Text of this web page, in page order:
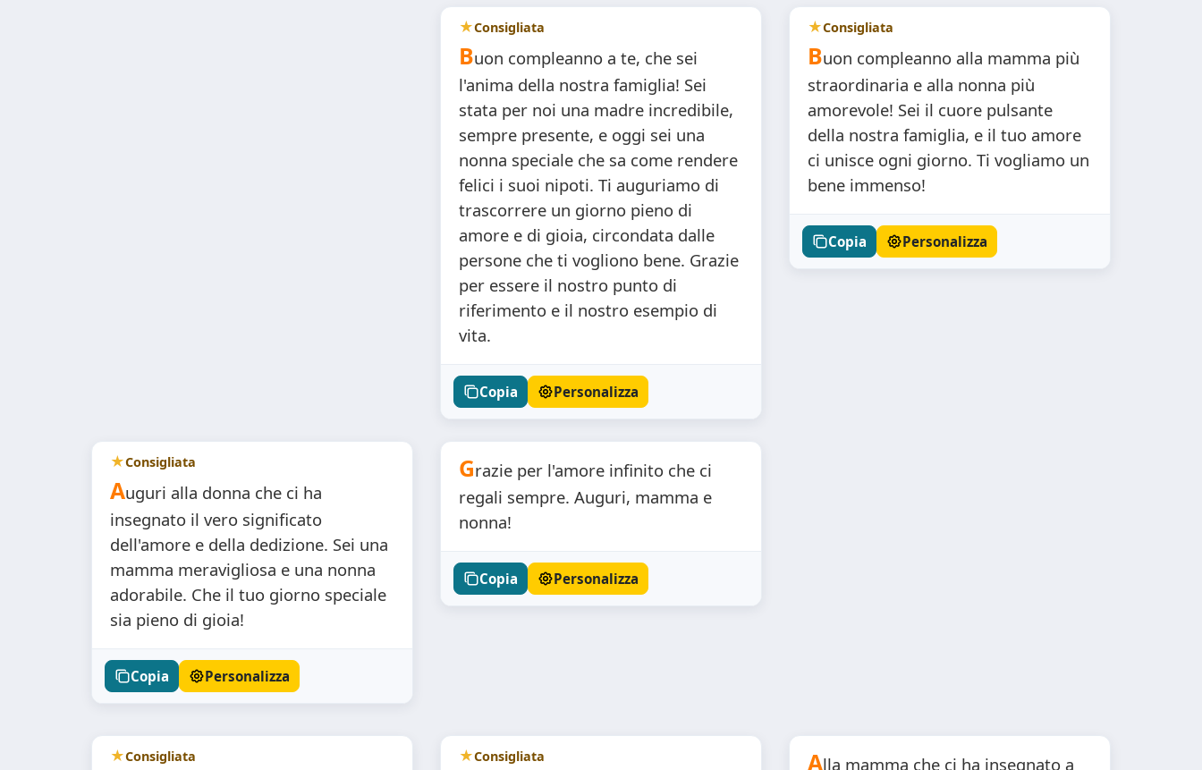
Consigliata
Buon compleanno a te, che sei
l'anima della nostra famiglia! Sei
stata per noi una madre incredibile,
sempre presente, e oggi sei una
nonna speciale che sa come rendere
felici i suoi nipoti. Ti auguriamo di
trascorrere un giorno pieno di
amore e di gioia, circondata dalle
persone che ti vogliono bene. Grazie
per essere il nostro punto di
riferimento e il nostro esempio di
vita.
Copia Personalizza
Consigliata
Buon compleanno alla mamma più
straordinaria e alla nonna più
amorevole! Sei il cuore pulsante
della nostra famiglia, e il tuo amore
ci unisce ogni giorno. Ti vogliamo un
bene immenso!
Copia Personalizza
Consigliata
Auguri alla donna che ci ha
insegnato il vero significato
dell'amore e della dedizione. Sei una
mamma meravigliosa e una nonna
adorabile. Che il tuo giorno speciale
sia pieno di gioia!
Copia Personalizza
Grazie per l'amore infinito che ci
regali sempre. Auguri, mamma e
nonna!
Copia Personalizza
Consigliata Consigliata Alla mamma che ci ha insegnato a